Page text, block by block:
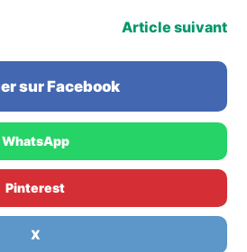
Article suivant
sur Facebook
WhatsApp
Pinterest
X